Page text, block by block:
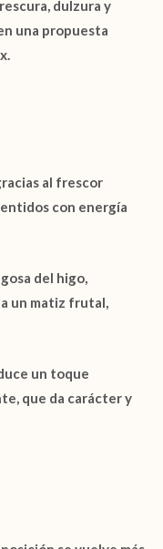
dulzura y
una propuesta
al frescor
con energía
del higo,
un matiz frutal,
un toque
que da carácter y